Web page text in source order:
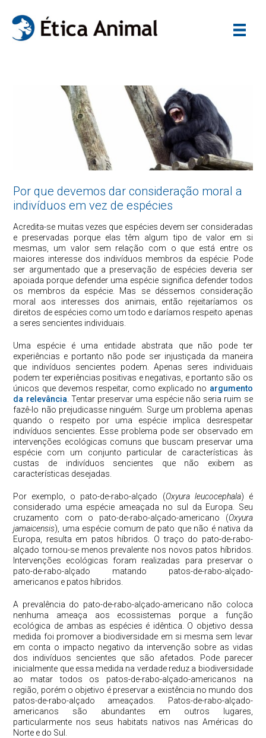
Por que devemos dar consideração moral a
indivíduos em vez de espécies
Acredita-se muitas vezes que espécies devem ser consideradas
e preservadas porque elas têm algum tipo de valor em si
mesmas, um valor sem relação com o que está entre os
maiores interesse dos indivíduos membros da espécie. Pode
ser argumentado que a preservação de espécies deveria ser
apoiada porque defender uma espécie significa defender todos
os membros da espécie. Mas se déssemos consideração
moral aos interesses dos animais, então rejeitaríamos os
direitos de espécies como um todo e daríamos respeito apenas
a seres sencientes individuais.
Uma espécie é uma entidade abstrata que não pode ter
experiências e portanto não pode ser injustiçada da maneira
que indivíduos sencientes podem. Apenas seres individuais
podem ter experiências positivas e negativas, e portanto são os
únicos que devemos respeitar, como explicado no argumento
da relevância . Tentar preservar uma espécie não seria ruim se
fazê-lo não prejudicasse ninguém. Surge um problema apenas
quando o respeito por uma espécie implica desrespeitar
indivíduos sencientes. Esse problema pode ser observado em
intervenções ecológicas comuns que buscam preservar uma
espécie com um conjunto particular de características às
custas de indivíduos sencientes que não exibem as
características desejadas.
Por exemplo, o pato-de-rabo-alçado (Oxyura leucocephala) é
considerado uma espécie ameaçada no sul da Europa. Seu
cruzamento com o pato-de-rabo-alçado-americano (Oxyura
jamaicensis), uma espécie comum de pato que não é nativa da
Europa, resulta em patos híbridos. O traço do pato-de-rabo-
alçado tornou-se menos prevalente nos novos patos híbridos.
Intervenções ecológicas foram realizadas para preservar o
pato-de-rabo-alçado matando patos-de-rabo-alçado-
americanos e patos híbridos.
A prevalência do pato-de-rabo-alçado-americano não coloca
nenhuma ameaça aos ecossistemas porque a função
ecológica de ambas as espécies é idêntica. O objetivo dessa
medida foi promover a biodiversidade em si mesma sem levar
em conta o impacto negativo da intervenção sobre as vidas
dos indivíduos sencientes que são afetados. Pode parecer
inicialmente que essa medida na verdade reduz a biodiversidade
ao matar todos os patos-de-rabo-alçado-americanos na
região, porém o objetivo é preservar a existência no mundo dos
patos-de-rabo-alçado ameaçados. Patos-de-rabo-alçado-
americanos são abundantes em outros lugares,
particularmente nos seus habitats nativos nas Américas do
Norte e do Sul.